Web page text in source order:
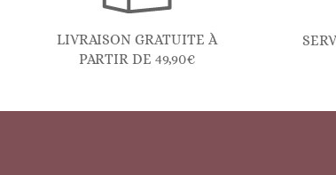
LIVRAISON GRATUITE À
PARTIR DE 49,90€